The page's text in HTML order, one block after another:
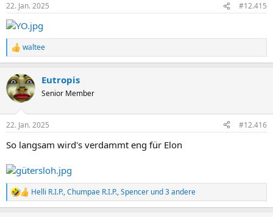
22. Jan. 2025 #12.415
R
e
k
t
i
e
:
waltee
Eutropis
Senior Member
22. Jan. 2025 #12.416
So langsam wird's verdammt eng für Elon
R
e
Helli R.I.P.,Chumpae R.I.P.,Spencer und 3 andere